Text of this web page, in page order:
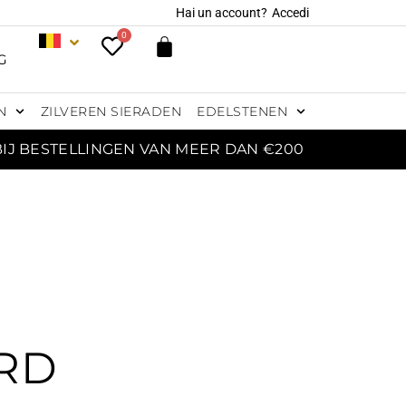
Hai un account? Accedi
0
ZILVEREN SIERADEN EDELSTENEN
BESTELLINGEN VAN MEER DAN €200